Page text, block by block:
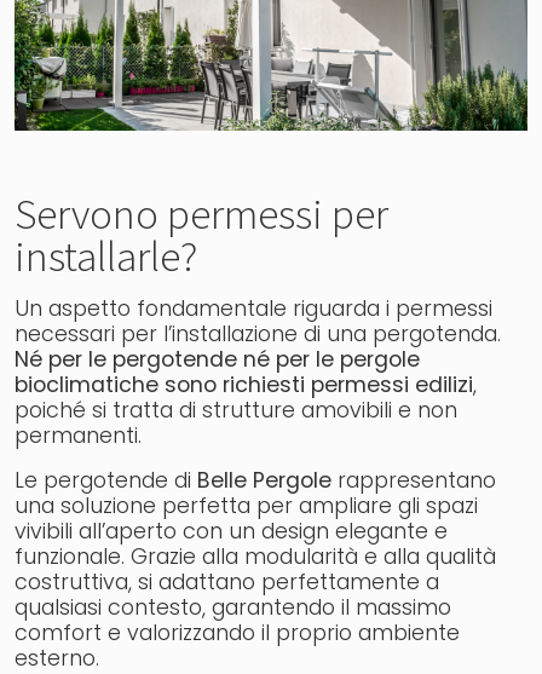
Servono permessi per
installarle?
Un aspetto fondamentale riguarda i permessi
necessari per l’installazione di una pergotenda.
Né per le pergotende né per le pergole
bioclimatiche sono richiesti permessi edilizi,
poiché si tratta di strutture amovibili e non
permanenti.
Le pergotende di Belle Pergole rappresentano
una soluzione perfetta per ampliare gli spazi
vivibili all’aperto con un design elegante e
funzionale. Grazie alla modularità e alla qualità
costruttiva, si adattano perfettamente a
qualsiasi contesto, garantendo il massimo
comfort e valorizzando il proprio ambiente
esterno.